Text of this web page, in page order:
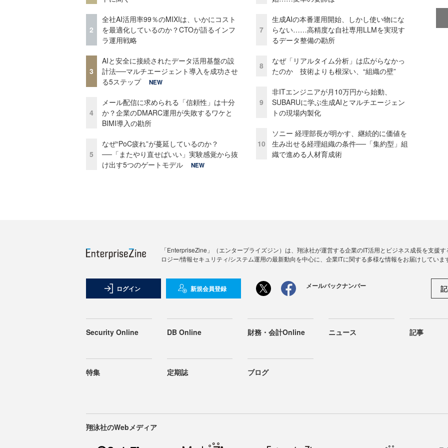
2
全社AI活用率99％のMIXIは、いかにコスト
を最適化しているのか？CTOが語るインフ
ラ運用戦略
3
AIと安全に接続されたデータ活用基盤の設
計法──マルチエージェント導入を成功させ
る5ステップ
NEW
4
メール配信に求められる「信頼性」は十分
か？企業のDMARC運用が失敗するワケと
BIMI導入の勘所
5
なぜ“PoC疲れ”が蔓延しているのか？
──「またやり直せばいい」実験感覚から抜
け出す5つのゲートモデル
NEW
7
生成AIの本番運用開始、しかし使い物にな
らない……高精度な自社専用LLMを実現す
るデータ整備の勘所
8
なぜ「リアルタイム分析」は広がらなかっ
たのか 技術よりも根深い、“組織の壁”
9
非ITエンジニアが月10万円から始動、
SUBARUに学ぶ生成AIとマルチエージェン
トの現場内製化
10
ソニー 経理部長が明かす、継続的に価値を
生み出せる経理組織の条件──「集約型」組
織で進める人材育成術
「EnterpriseZine」（エンタープライズジン）は、翔泳社が運営する企業のIT活用とビジネス成長を支援
ロジー/情報セキュリティ/システム運用の最新動向を中心に、企業ITに関する多様な情報をお届けしていま
ログイン 新規会員登録 メールバックナンバー
Security Online DB Online 財務・会計Online ニュース 記事
特集 定期誌 ブログ
翔泳社のWebメディア